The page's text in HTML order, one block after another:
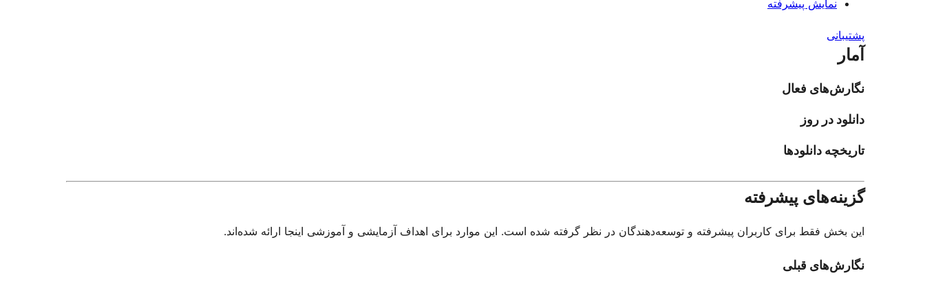
نمایش پیشرفته
پشتیبانی
آمار
نگارش‌های فعال
دانلود در روز
تاریخچه دانلودها
گزینه‌های پیشرفته
این بخش فقط برای کاربران پیشرفته و توسعه‌دهندگان در نظر گرفته شده است. این موارد برای اهداف آزمایشی و آموزشی اینجا ارائه شده‌اند.
نگارش‌های قبلی